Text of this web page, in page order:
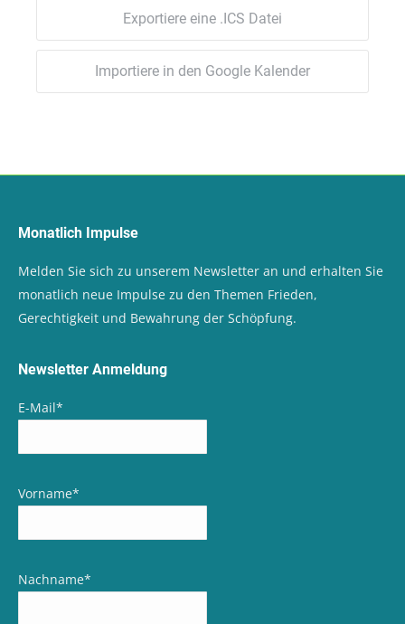
Exportiere eine .ICS Datei
Importiere in den Google Kalender
Monatlich Impulse
Melden Sie sich zu unserem Newsletter an und erhalten Sie
monatlich neue Impulse zu den Themen Frieden,
Gerechtigkeit und Bewahrung der Schöpfung.
Newsletter Anmeldung
E-Mail*
Vorname*
Nachname*